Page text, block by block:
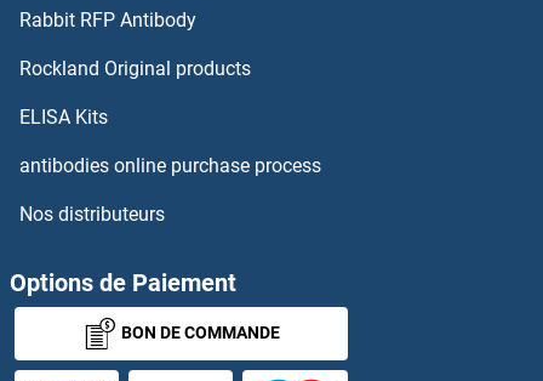
GPHa2 Anticorps
GPHB5 Anticorps
GPI Anticorps
GPIHBP1 Anticorps
Rabbit RFP Antibody
Rockland Original products
ELISA Kits
antibodies online purchase process
Nos distributeurs
Options de Paiement
BON DE COMMANDE